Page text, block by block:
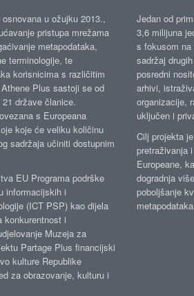
u ožujku 2013.,
pristupa mrežama
metapodataka,
terminologije, te
korisnicima s različitim
Plus sastoji se od
države članice.
s Europeana
koje će veliku količinu
sadržaja učiniti dostupnim
EU Programa podrške
informacijskih i
(ICT PSP) kao dijela
konkurentnost i
Muzeja za
Partage Plus financijski
kulture Republike
za obrazovanje, kulturu i
Jedan od
3,6 milijuna
s fokusom
sadržaj
posredni
arhivi,
organizacije,
uključen i
Cilj projekta
pretraživanja
Europeane,
dogradnja
poboljšanje